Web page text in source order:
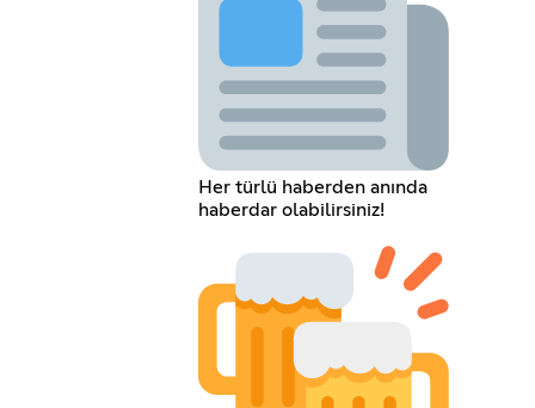
Her türlü haberden anında
haberdar olabilirsiniz!